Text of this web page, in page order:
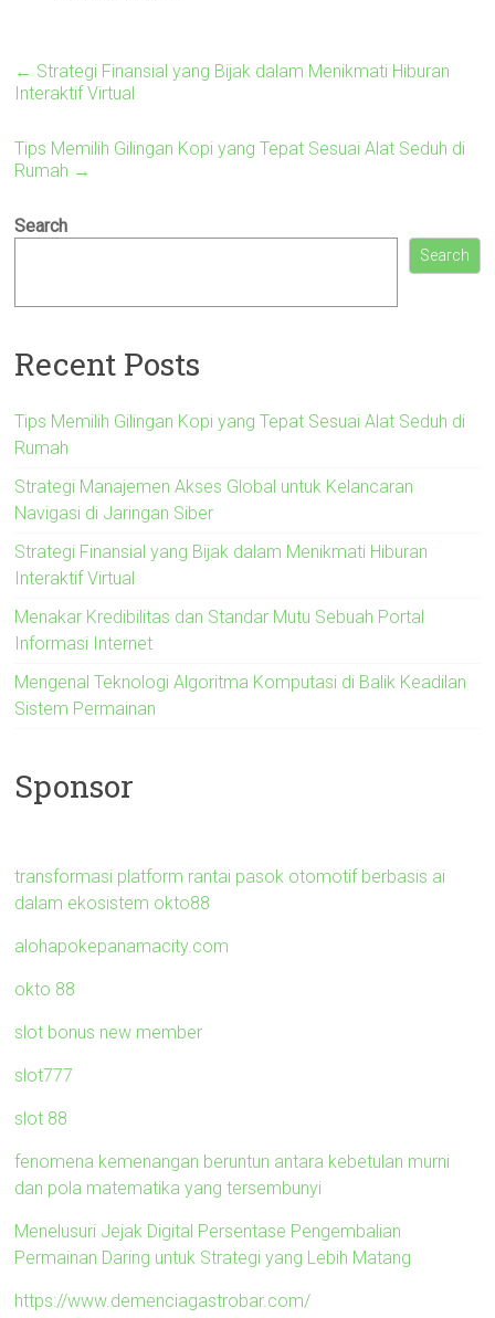
← Strategi Finansial yang Bijak dalam Menikmati Hiburan
Interaktif Virtual
Tips Memilih Gilingan Kopi yang Tepat Sesuai Alat Seduh di
Rumah →
Search
Search
Recent Posts
Tips Memilih Gilingan Kopi yang Tepat Sesuai Alat Seduh di
Rumah
Strategi Manajemen Akses Global untuk Kelancaran
Navigasi di Jaringan Siber
Strategi Finansial yang Bijak dalam Menikmati Hiburan
Interaktif Virtual
Menakar Kredibilitas dan Standar Mutu Sebuah Portal
Informasi Internet
Mengenal Teknologi Algoritma Komputasi di Balik Keadilan
Sistem Permainan
Sponsor
transformasi platform rantai pasok otomotif berbasis ai
dalam ekosistem okto88
alohapokepanamacity.com
okto 88
slot bonus new member
slot777
slot 88
fenomena kemenangan beruntun antara kebetulan murni
dan pola matematika yang tersembunyi
Menelusuri Jejak Digital Persentase Pengembalian
Permainan Daring untuk Strategi yang Lebih Matang
https://www.demenciagastrobar.com/